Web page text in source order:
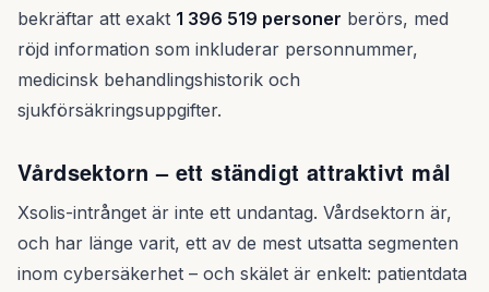
bekräftar att exakt 1 396 519 personer berörs, med
röjd information som inkluderar personnummer,
medicinsk behandlingshistorik och
sjukförsäkringsuppgifter.
Vårdsektorn – ett ständigt attraktivt mål
Xsolis-intrånget är inte ett undantag. Vårdsektorn är,
och har länge varit, ett av de mest utsatta segmenten
inom cybersäkerhet – och skälet är enkelt: patientdata